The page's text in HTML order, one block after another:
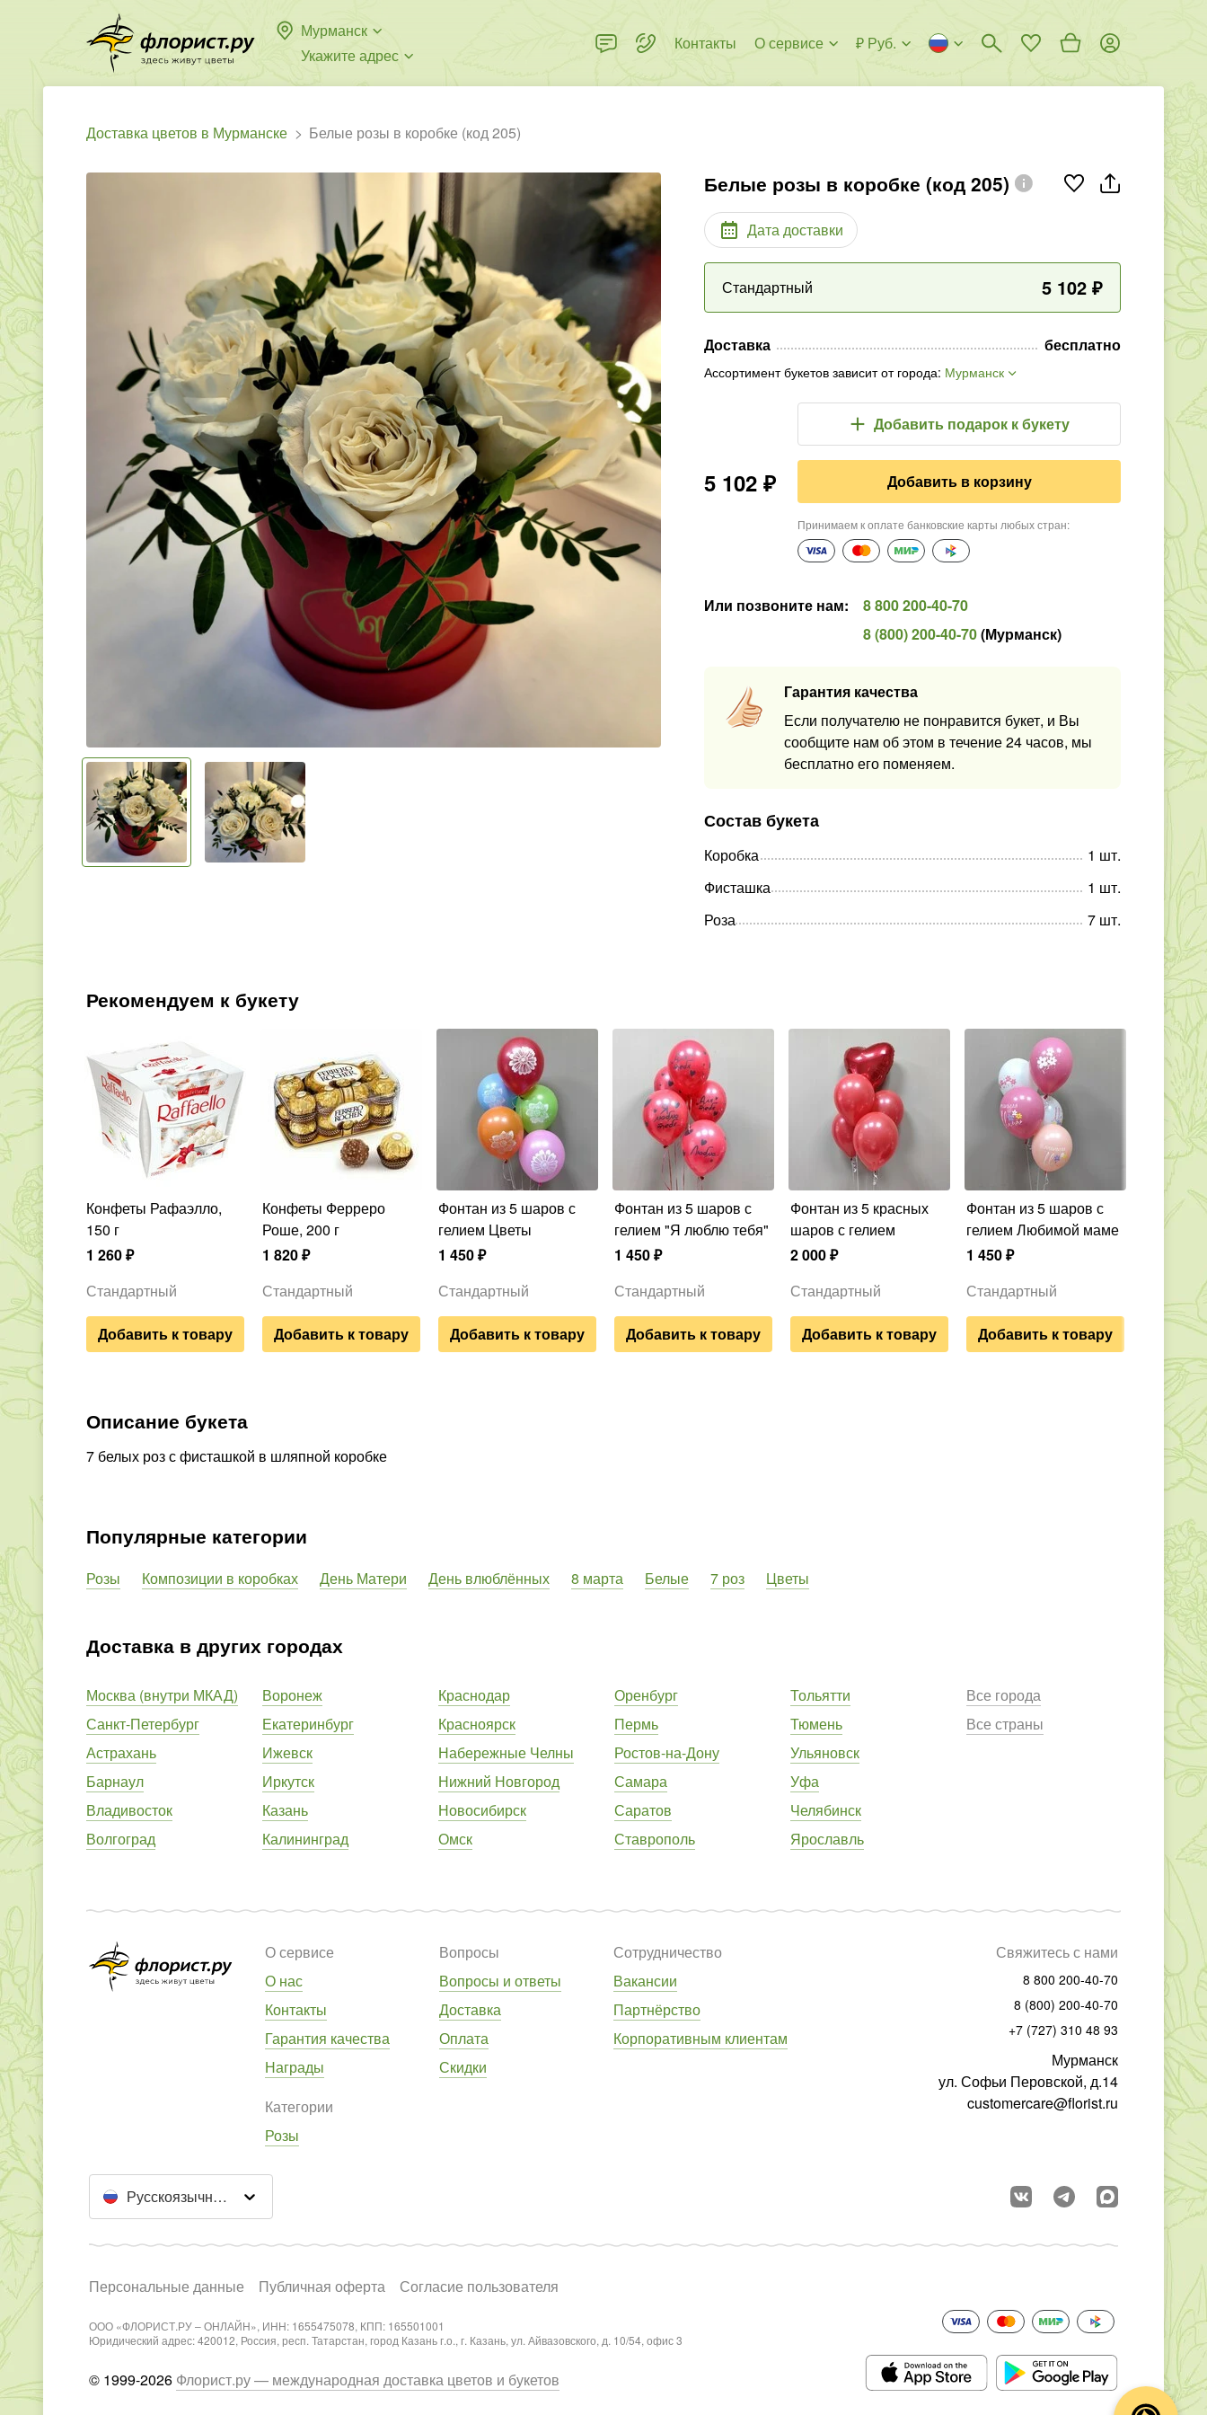
Мурманск
Укажите адрес
Контакты О сервисе ₽ Руб.
Доставка цветов в Мурманске Белые розы в коробке (код 205)
Белые розы в коробке (код 205)
Дата доставки
Стандартный 5 102 ₽
Доставка бесплатно
Ассортимент букетов зависит от города: Мурманск
5 102 ₽
Добавить подарок к букету
Добавить в корзину
Принимаем к оплате банковские карты любых стран:
Или позвоните нам:
8 800 200-40-70
8 (800) 200-40-70(Мурманск)
Гарантия качества
Если получателю не понравится букет, и Вы
сообщите нам об этом в течение 24 часов, мы
бесплатно его поменяем.
Состав букета
Коробка 1 шт.
Фисташка
1 шт.
Роза
7 шт.
Рекомендуем к букету
Конфеты Рафаэлло,
150 г
1 260₽
Стандартный
Добавить к товару
Конфеты Ферреро
Роше, 200 г
1 820₽
Стандартный
Добавить к товару
Фонтан из 5 шаров с
гелием Цветы
1 450₽
Стандартный
Добавить к товару
Фонтан из 5 шаров с
гелием "Я люблю тебя"
1 450₽
Стандартный
Добавить к товару
Фонтан из 5 красных
шаров с гелием
2 000₽
Стандартный
Добавить к товару
Фонтан из 5 шаров с
гелием Любимой маме
1 450₽
Стандартный
Добавить к товару
Описание букета
7 белых роз с фисташкой в шляпной коробке
Популярные категории
Розы Композиции в коробках День Матери День влюблённых 8 марта Белые 7 роз Цветы
Доставка в других городах
Москва (внутри МКАД)
Санкт-Петербург
Астрахань
Барнаул
Владивосток
Волгоград
Воронеж
Екатеринбург
Ижевск
Иркутск
Казань
Калининград
Краснодар
Красноярск
Набережные Челны
Нижний Новгород
Новосибирск
Омск
Оренбург
Пермь
Ростов-на-Дону
Самара
Саратов
Ставрополь
Тольятти
Тюмень
Ульяновск
Уфа
Челябинск
Ярославль
Все города
Все страны
О сервисе
О нас
Контакты
Гарантия качества
Награды
Вопросы
Вопросы и ответы
Доставка
Оплата
Скидки
Сотрудничество
Вакансии
Партнёрство
Корпоративным клиентам
Категории
Розы
Свяжитесь с нами
8 800 200-40-70
8 (800) 200-40-70
+7 (727) 310 48 93
Мурманск
ул. Софьи Перовской, д.14
customercare@florist.ru
Русскоязычный сайт
Персональные данные Публичная оферта Согласие пользователя
ООО «ФЛОРИСТ.РУ – ОНЛАЙН», ИНН: 1655475078, КПП: 165501001
Юридический адрес: 420012, Россия, респ. Татарстан, город Казань г.о., г. Казань, ул. Айвазовского, д. 10/54, офис 3
© 1999-2026 Флорист.ру — международная доставка цветов и букетов